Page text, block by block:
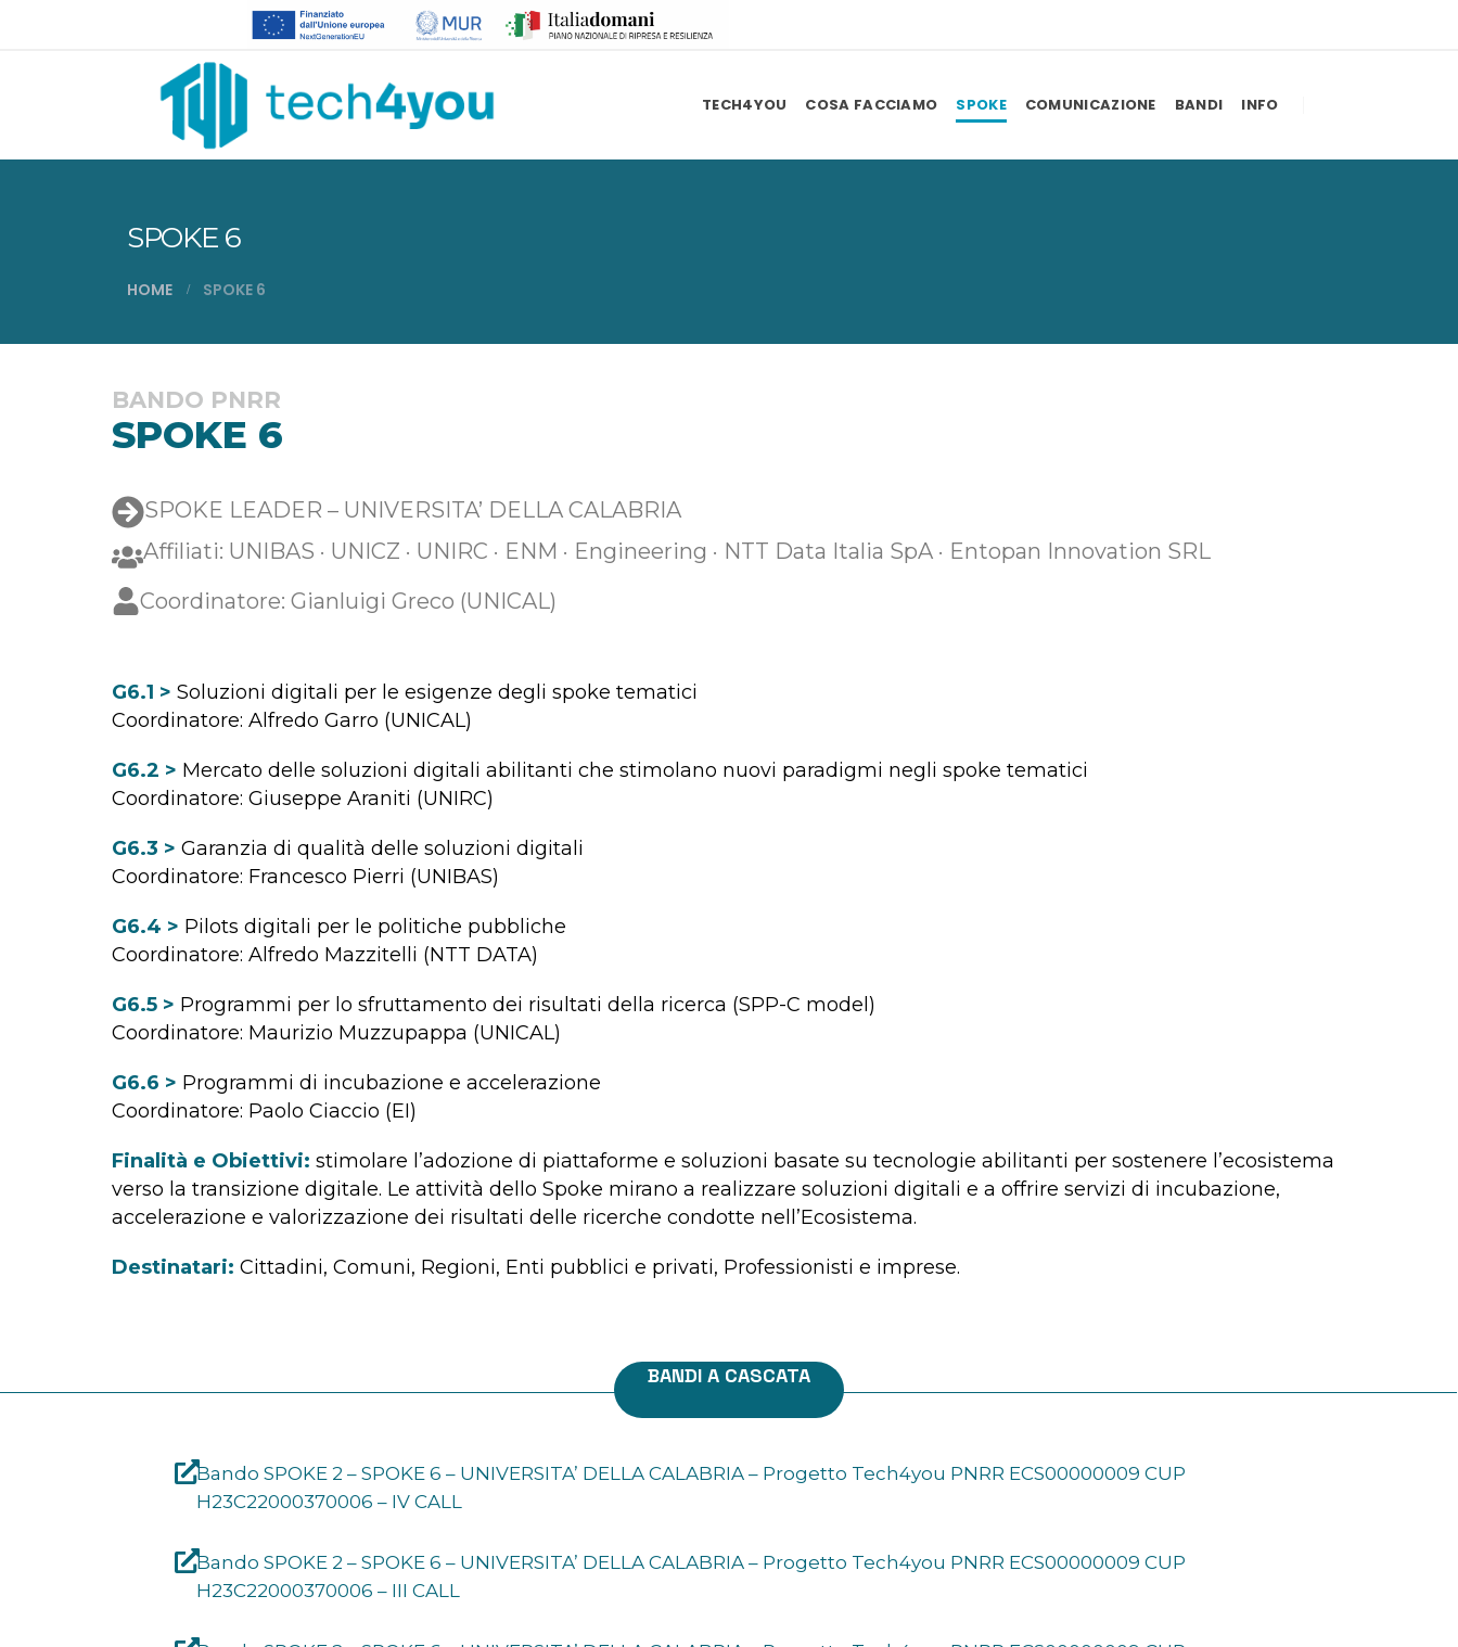
TECH4YOU COSA FACCIAMO SPOKE COMUNICAZIONE BANDI INFO
SPOKE 6
HOME SPOKE 6
BANDO PNRR
SPOKE 6
SPOKE LEADER – UNIVERSITA’ DELLA CALABRIA
Affiliati: UNIBAS · UNICZ · UNIRC · ENM · Engineering · NTT Data Italia SpA · Entopan Innovation SRL
Coordinatore: Gianluigi Greco (UNICAL)
G6.1 > Soluzioni digitali per le esigenze degli spoke tematici
Coordinatore: Alfredo Garro (UNICAL)
G6.2 > Mercato delle soluzioni digitali abilitanti che stimolano nuovi paradigmi negli spoke tematici
Coordinatore: Giuseppe Araniti (UNIRC)
G6.3 > Garanzia di qualità delle soluzioni digitali
Coordinatore: Francesco Pierri (UNIBAS)
G6.4 > Pilots digitali per le politiche pubbliche
Coordinatore: Alfredo Mazzitelli (NTT DATA)
G6.5 > Programmi per lo sfruttamento dei risultati della ricerca (SPP-C model)
Coordinatore: Maurizio Muzzupappa (UNICAL)
G6.6 > Programmi di incubazione e accelerazione
Coordinatore: Paolo Ciaccio (EI)
Finalità e Obiettivi: stimolare l’adozione di piattaforme e soluzioni basate su tecnologie abilitanti per sostenere l’ecosistema
verso la transizione digitale. Le attività dello Spoke mirano a realizzare soluzioni digitali e a offrire servizi di incubazione,
accelerazione e valorizzazione dei risultati delle ricerche condotte nell’Ecosistema.
Destinatari: Cittadini, Comuni, Regioni, Enti pubblici e privati, Professionisti e imprese.
BANDI A CASCATA
Bando SPOKE 2 – SPOKE 6 – UNIVERSITA’ DELLA CALABRIA – Progetto Tech4you PNRR ECS00000009 CUP
H23C22000370006 – IV CALL
Bando SPOKE 2 – SPOKE 6 – UNIVERSITA’ DELLA CALABRIA – Progetto Tech4you PNRR ECS00000009 CUP
H23C22000370006 – III CALL